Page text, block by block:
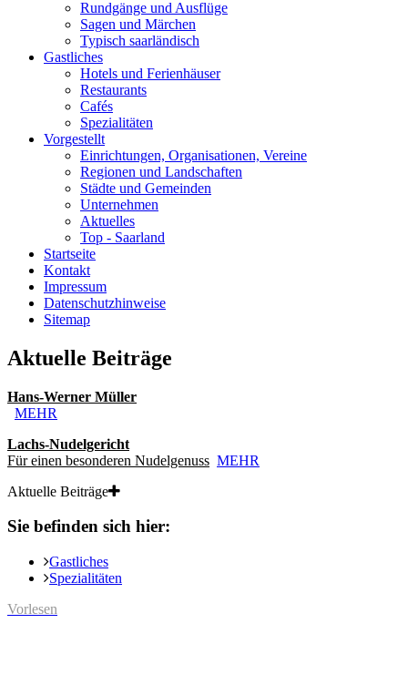
Rundgänge und Ausflüge
Sagen und Märchen
Typisch saarländisch
Gastliches
Hotels und Ferienhäuser
Restaurants
Cafés
Spezialitäten
Vorgestellt
Einrichtungen, Organisationen, Vereine
Regionen und Landschaften
Städte und Gemeinden
Unternehmen
Aktuelles
Top - Saarland
Startseite
Kontakt
Impressum
Datenschutzhinweise
Sitemap
Aktuelle Beiträge
Hans-Werner Müller
MEHR
Lachs-Nudelgericht
Für einen besonderen Nudelgenuss MEHR
Aktuelle Beiträge
Sie befinden sich hier:
Gastliches
Spezialitäten
Vorlesen